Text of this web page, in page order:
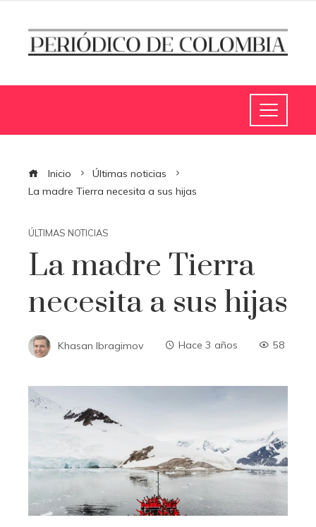
Inicio
Últimas noticias
La madre Tierra necesita a sus hijas
ÚLTIMAS NOTICIAS
La madre Tierra
necesita a sus hijas
Khasan Ibragimov Hace 3 años 58